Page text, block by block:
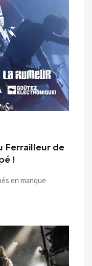
Ferrailleur de
!
en manque